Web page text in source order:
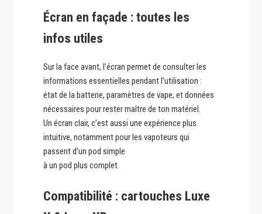
Écran en façade : toutes les
infos utiles
Sur la face avant, l’écran permet de consulter les
informations essentielles pendant l’utilisation :
état de la batterie, paramètres de vape, et données
nécessaires pour rester maître de ton matériel.
Un écran clair, c’est aussi une expérience plus
intuitive, notamment pour les vapoteurs qui
passent d’un pod simple
à un pod plus complet.
Compatibilité : cartouches Luxe